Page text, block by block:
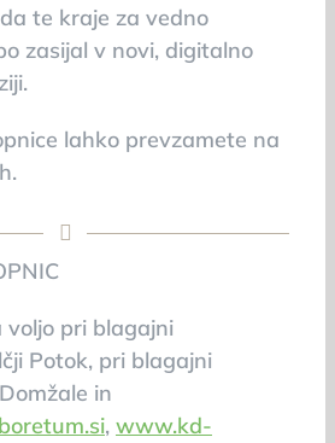
te kraje za vedno
zasijal v novi, digitalno
lahko prevzamete na
voljo pri blagajni
Potok, pri blagajni
in
, www.kd-